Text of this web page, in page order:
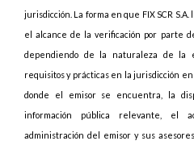
jurisdicción. La forma en que FIX SCR
el alcance de la verificación por parte
dependiendo de la naturaleza de la
requisitos y prácticas en la jurisdicción
donde el emisor se encuentra, la
información pública relevante, el
administración del emisor y sus